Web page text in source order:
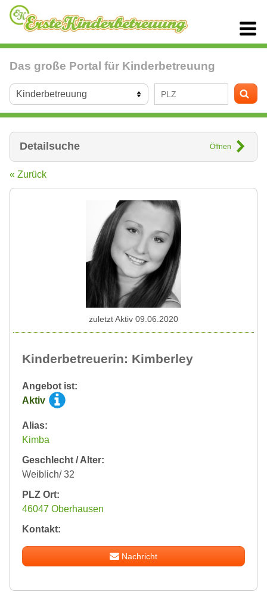
Das große Portal für Kinderbetreuung
Detailsuche Öffnen
« Zurück
Kinderbetreuerin: Kimberley
Angebot ist:
Aktiv
Alias:
Kimba
Geschlecht / Alter:
Weiblich/ 32
PLZ Ort:
46047 Oberhausen
Kontakt:
Nachricht
zuletzt Aktiv 09.06.2020